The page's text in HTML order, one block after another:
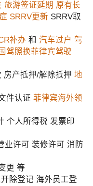
旅游签证延期 原有长
SRRV更新 SRRV取
补办 和 汽车过户 驾
驾照换菲律宾驾驶
房产抵押/解除抵押 地
件认证 菲律宾海外领
个人所得税 发票印
业许可 装修许可 消防
更 等
除登记 海外员工登